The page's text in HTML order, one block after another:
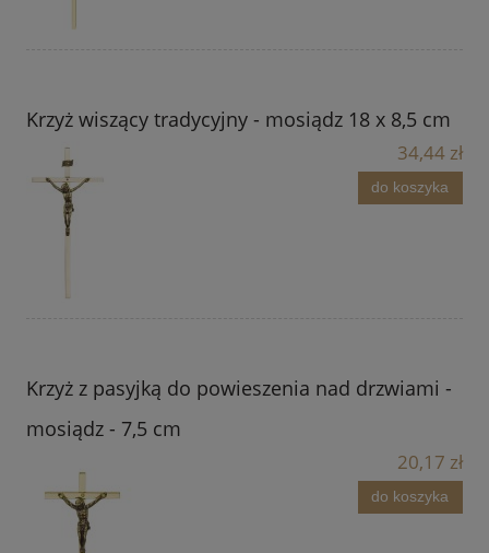
Krzyż wiszący tradycyjny - mosiądz 18 x 8,5 cm
34,44 zł
do koszyka
Krzyż z pasyjką do powieszenia nad drzwiami -
mosiądz - 7,5 cm
20,17 zł
do koszyka